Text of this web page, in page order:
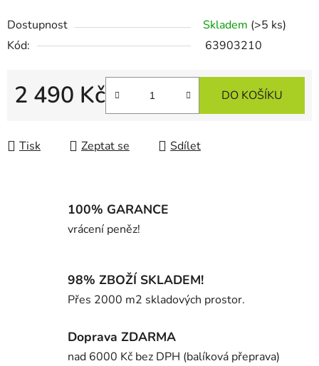
Dostupnost Skladem (>5 ks)
Kód:
63903210
2 490 Kč DO KOŠÍKU
Tisk Zeptat se Sdílet
100% GARANCE
vrácení peněz!
98% ZBOŽÍ SKLADEM!
Přes 2000 m2 skladových prostor.
Doprava ZDARMA
nad 6000 Kč bez DPH (balíková přeprava)